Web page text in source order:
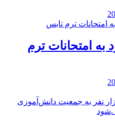
به امتحانات ترم